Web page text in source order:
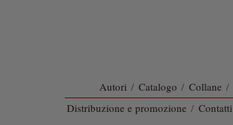
Autori / Catalogo / Collane /
Distribuzione e promozione / Contatti